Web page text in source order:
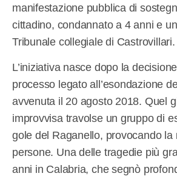
manifestazione pubblica di
cittadino, condannato a 4 anni e
Tribunale collegiale di Castrovillari.
L’iniziativa nasce dopo la
processo legato all’esondazione
avvenuta il 20 agosto 2018. Quel
improvvisa travolse un gruppo di
gole del Raganello, provocando la
persone. Una delle tragedie più
anni in Calabria, che segnò